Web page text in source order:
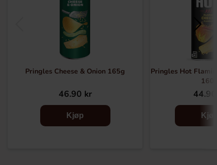
Pringles Cheese & Onion 165g
46.90 kr
Kjøp
Pringles Hot